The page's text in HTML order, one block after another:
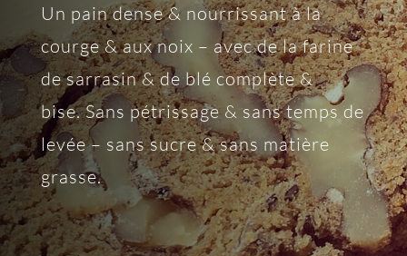
Un pain dense & nourrissant à la
courge & aux noix – avec de la farine
de sarrasin & de blé complète &
bise. Sans pétrissage & sans temps de
levée – sans sucre & sans matière
grasse.